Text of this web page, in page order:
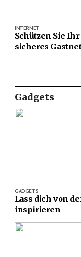
Schützen Sie
sicheres
INTERNET
Gadgets
Lass dich von
inspirieren
GADGETS